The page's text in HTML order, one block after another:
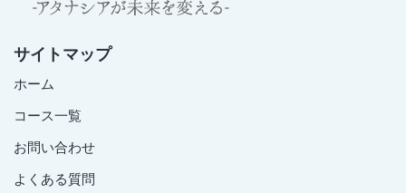
サイトマップ
ホーム
コース一覧
お問い合わせ
よくある質問